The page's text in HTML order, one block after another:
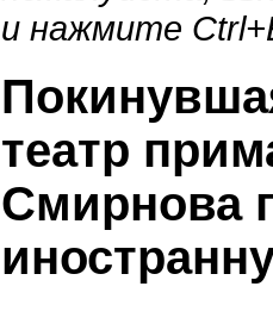
и нажмите
театр
Смирнова